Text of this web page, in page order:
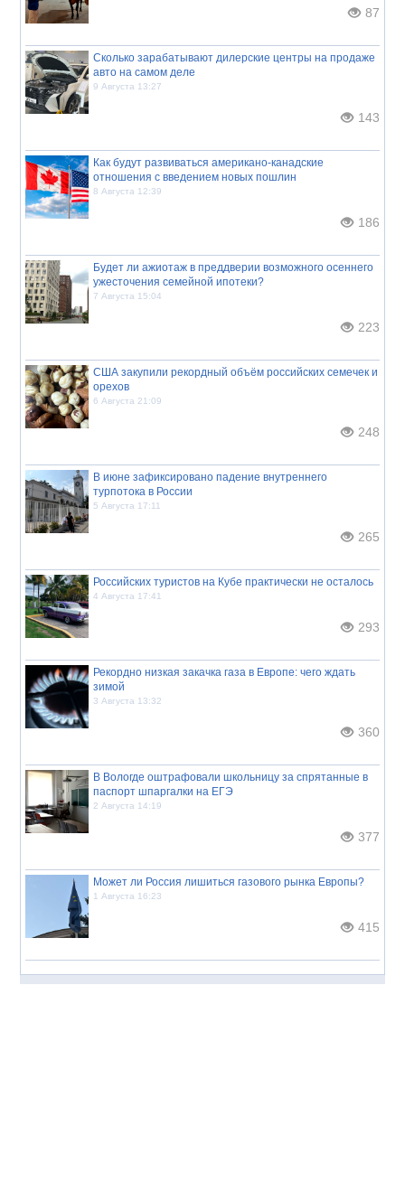
87
Сколько зарабатывают дилерские центры на продаже
авто на самом деле
9 Августа 13:27
143
Как будут развиваться американо-канадские
отношения с введением новых пошлин
8 Августа 12:39
186
Будет ли ажиотаж в преддверии возможного осеннего
ужесточения семейной ипотеки?
7 Августа 15:04
223
США закупили рекордный объём российских семечек и
орехов
6 Августа 21:09
248
В июне зафиксировано падение внутреннего
турпотока в России
5 Августа 17:11
265
Российских туристов на Кубе практически не осталось
4 Августа 17:41
293
Рекордно низкая закачка газа в Европе: чего ждать
зимой
3 Августа 13:32
360
В Вологде оштрафовали школьницу за спрятанные в
паспорт шпаргалки на ЕГЭ
2 Августа 14:19
377
Может ли Россия лишиться газового рынка Европы?
1 Августа 16:23
415